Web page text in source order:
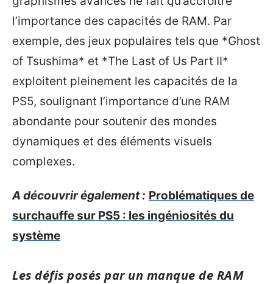
l’importance des capacités de RAM. Par
exemple, des jeux populaires tels que *Ghost
of Tsushima* et *The Last of Us Part II*
exploitent pleinement les capacités de la
PS5, soulignant l’importance d’une RAM
abondante pour soutenir des mondes
dynamiques et des éléments visuels
complexes.
A découvrir également : Problématiques de
surchauffe sur PS5 : les ingéniosités du
système
Les défis posés par un manque de RAM